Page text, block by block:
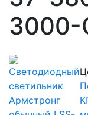
3000-